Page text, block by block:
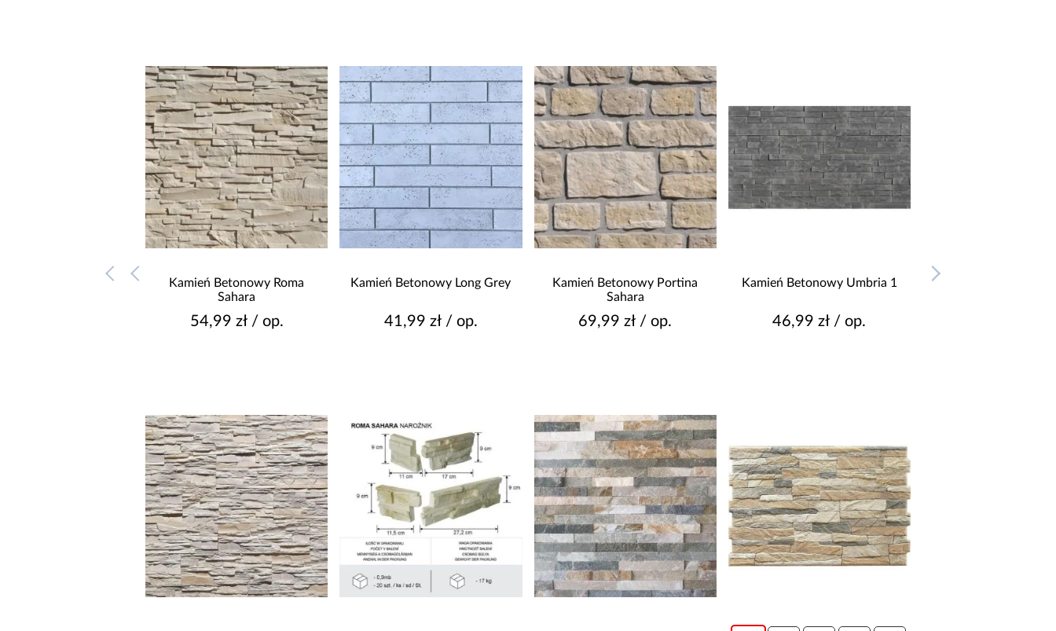
Kamień Betonowy Roma
Sahara
54,99 zł / op.
Kamień Betonowy Long Grey
41,99 zł / op.
Kamień Betonowy Portina
Sahara
69,99 zł / op.
Kamień Betonowy Umbria 1
46,99 zł / op.